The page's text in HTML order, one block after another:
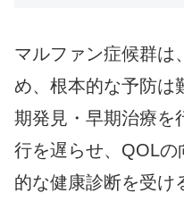
マルファン症候群は
め、根本的な予防は
期発見・早期治療を
行を遅らせ、QOL
的な健康診断を受け